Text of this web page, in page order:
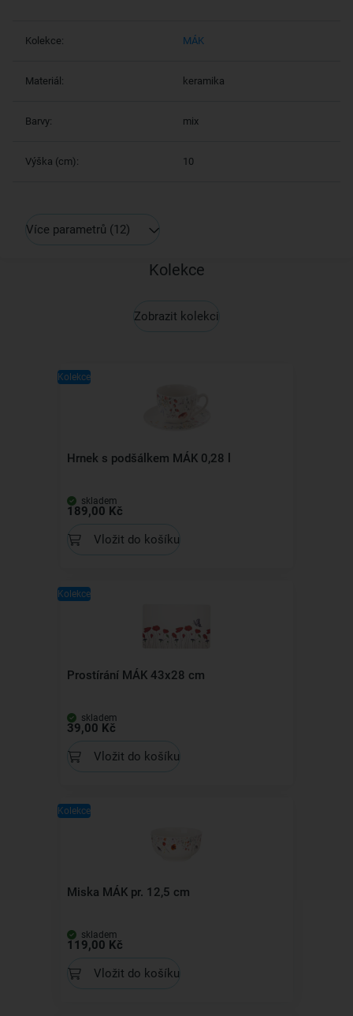
Kolekce: MÁK
Materiál: keramika
Barvy: mix
Výška (cm): 10
Více parametrů (12)
Kolekce
Zobrazit kolekci
Kolekce
Hrnek s podšálkem MÁK 0,28 l
skladem
189,00 Kč
Vložit do košíku
Kolekce
Prostírání MÁK 43x28 cm
skladem
39,00 Kč
Vložit do košíku
Kolekce
Miska MÁK pr. 12,5 cm
skladem
119,00 Kč
Vložit do košíku